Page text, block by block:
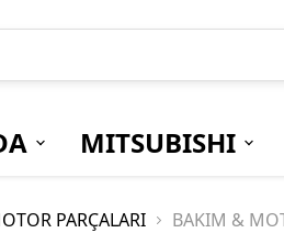
MITSUBISHI
PARÇALARI BAKIM &